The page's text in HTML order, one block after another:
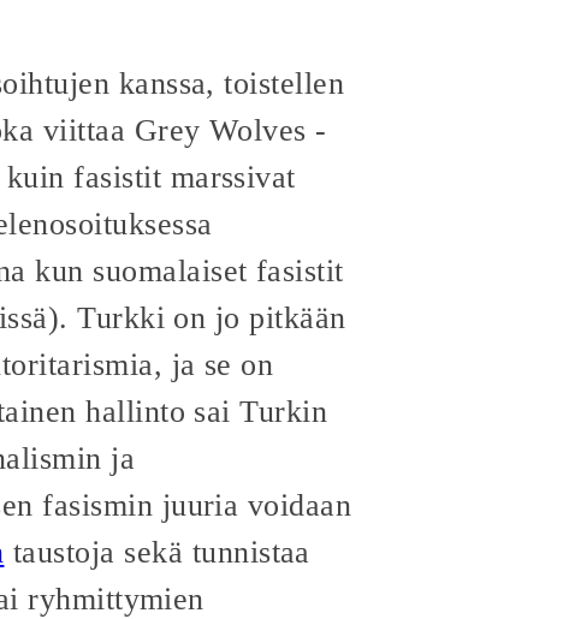
kanssa, toistellen
viittaa Grey Wolves -
fasistit marssivat
kun suomalaiset fasistit
Turkki on jo pitkään
ja se on
hallinto sai Turkin
ja
fasismin juuria voidaan
taustoja sekä tunnistaa
ryhmittymien